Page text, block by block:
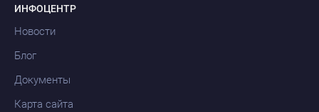
ИНФОЦЕНТР
Новости
Блог
Документы
Карта сайта